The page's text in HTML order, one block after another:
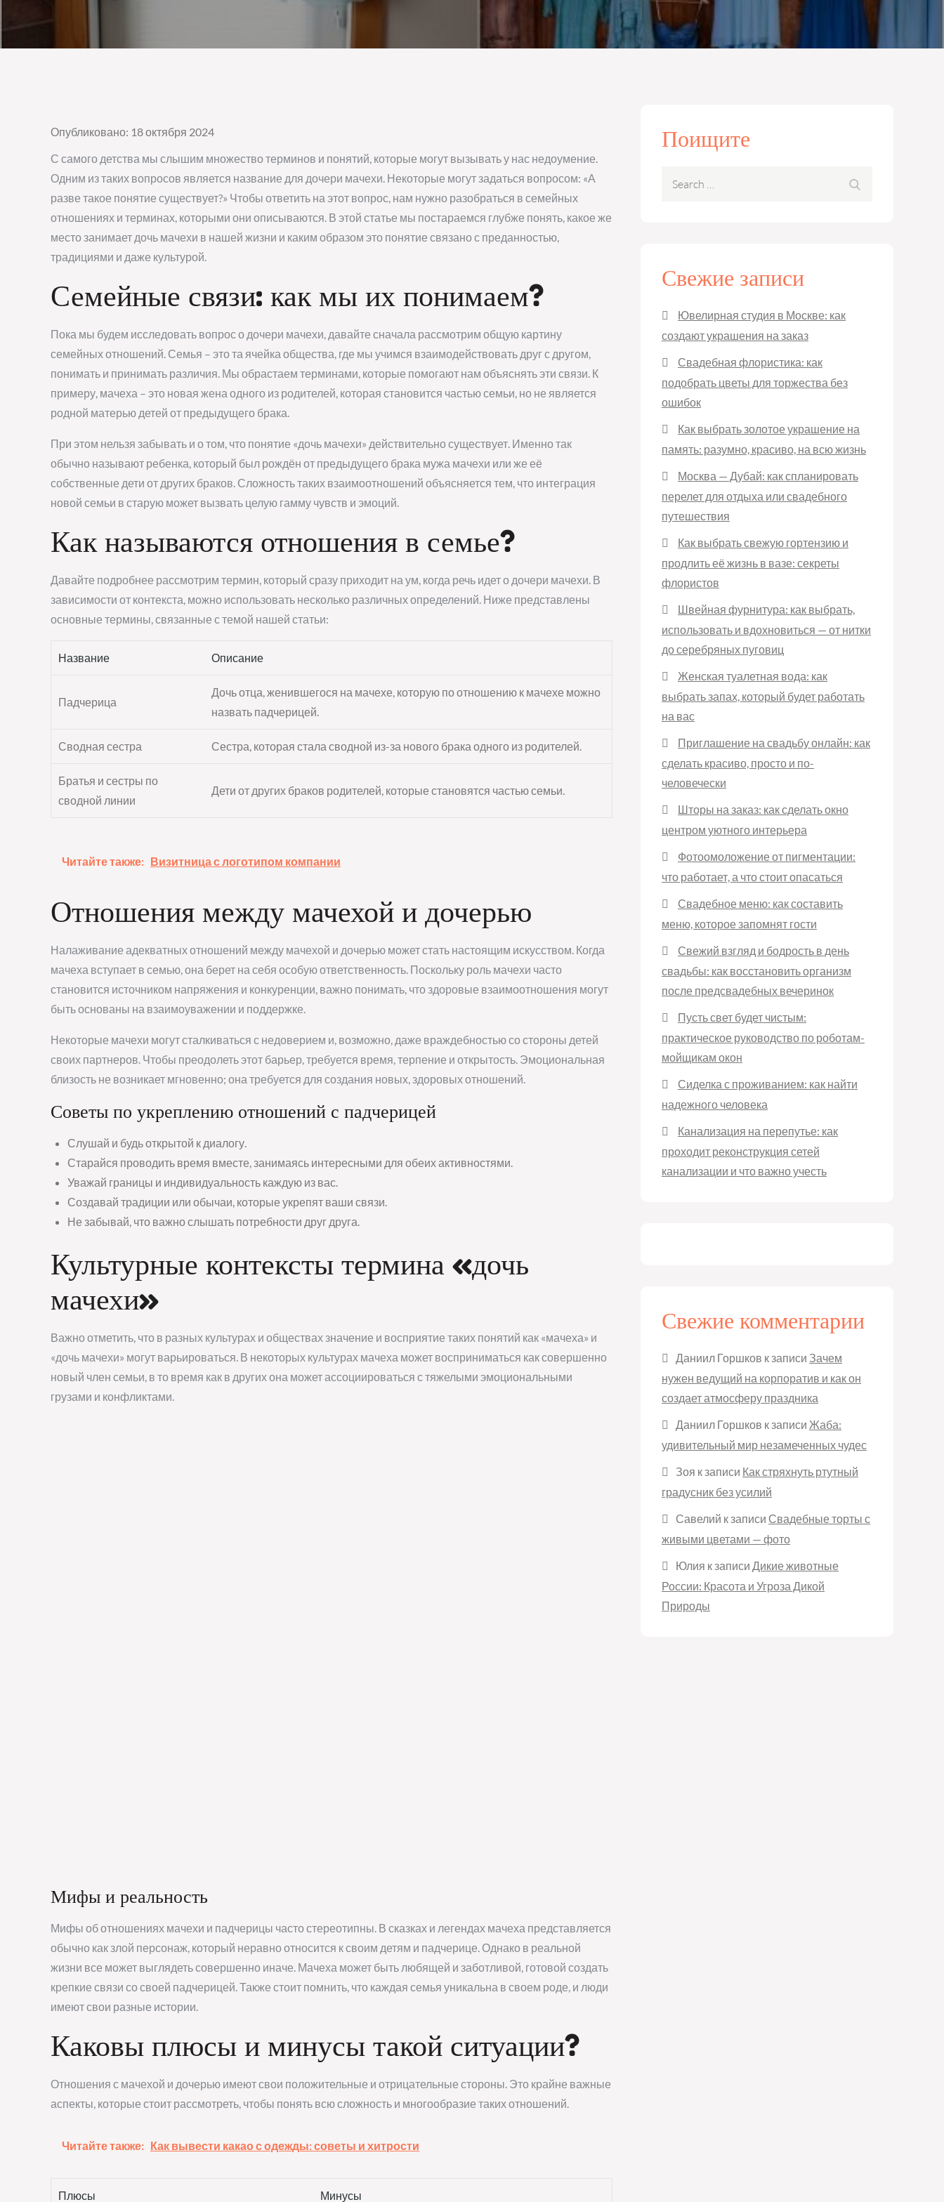
Опубликовано: 18 октября 2024
С самого детства мы слышим множество терминов и понятий, которые могут вызывать у нас недоумение.
Одним из таких вопросов является название для дочери мачехи. Некоторые могут задаться вопросом: «А
разве такое понятие существует?» Чтобы ответить на этот вопрос, нам нужно разобраться в семейных
отношениях и терминах, которыми они описываются. В этой статье мы постараемся глубже понять, какое же
место занимает дочь мачехи в нашей жизни и каким образом это понятие связано с преданностью,
традициями и даже культурой.
Семейные связи: как мы их понимаем?
Пока мы будем исследовать вопрос о дочери мачехи, давайте сначала рассмотрим общую картину
семейных отношений. Семья – это та ячейка общества, где мы учимся взаимодействовать друг с другом,
понимать и принимать различия. Мы обрастаем терминами, которые помогают нам объяснять эти связи. К
примеру, мачеха – это новая жена одного из родителей, которая становится частью семьи, но не является
родной матерью детей от предыдущего брака.
При этом нельзя забывать и о том, что понятие «дочь мачехи» действительно существует. Именно так
обычно называют ребенка, который был рождён от предыдущего брака мужа мачехи или же её
собственные дети от других браков. Сложность таких взаимоотношений объясняется тем, что интеграция
новой семьи в старую может вызвать целую гамму чувств и эмоций.
Как называются отношения в семье?
Давайте подробнее рассмотрим термин, который сразу приходит на ум, когда речь идет о дочери мачехи. В
зависимости от контекста, можно использовать несколько различных определений. Ниже представлены
основные термины, связанные с темой нашей статьи:
Название Описание
Падчерица
Дочь отца, женившегося на мачехе, которую по отношению к мачехе можно
назвать падчерицей.
Сводная сестра Сестра, которая стала сводной из-за нового брака одного из родителей.
Братья и сестры по
сводной линии
Дети от других браков родителей, которые становятся частью семьи.
Читайте также: Визитница с логотипом компании
Отношения между мачехой и дочерью
Налаживание адекватных отношений между мачехой и дочерью может стать настоящим искусством. Когда
мачеха вступает в семью, она берет на себя особую ответственность. Поскольку роль мачехи часто
становится источником напряжения и конкуренции, важно понимать, что здоровые взаимоотношения могут
быть основаны на взаимоуважении и поддержке.
Некоторые мачехи могут сталкиваться с недоверием и, возможно, даже враждебностью со стороны детей
своих партнеров. Чтобы преодолеть этот барьер, требуется время, терпение и открытость. Эмоциональная
близость не возникает мгновенно; она требуется для создания новых, здоровых отношений.
Советы по укреплению отношений с падчерицей
Слушай и будь открытой к диалогу.
Старайся проводить время вместе, занимаясь интересными для обеих активностями.
Уважай границы и индивидуальность каждую из вас.
Создавай традиции или обычаи, которые укрепят ваши связи.
Не забывай, что важно слышать потребности друг друга.
Культурные контексты термина «дочь
мачехи»
Важно отметить, что в разных культурах и обществах значение и восприятие таких понятий как «мачеха» и
«дочь мачехи» могут варьироваться. В некоторых культурах мачеха может восприниматься как совершенно
новый член семьи, в то время как в других она может ассоциироваться с тяжелыми эмоциональными
грузами и конфликтами.
Мифы и реальность
Мифы об отношениях мачехи и падчерицы часто стереотипны. В сказках и легендах мачеха представляется
обычно как злой персонаж, который неравно относится к своим детям и падчерице. Однако в реальной
жизни все может выглядеть совершенно иначе. Мачеха может быть любящей и заботливой, готовой создать
крепкие связи со своей падчерицей. Также стоит помнить, что каждая семья уникальна в своем роде, и люди
имеют свои разные истории.
Каковы плюсы и минусы такой ситуации?
Отношения с мачехой и дочерью имеют свои положительные и отрицательные стороны. Это крайне важные
аспекты, которые стоит рассмотреть, чтобы понять всю сложность и многообразие таких отношений.
Читайте также: Как вывести какао с одежды: советы и хитрости
Плюсы Минусы
Поищите
Свежие записи
Ювелирная студия в Москве: как
создают украшения на заказ
Свадебная флористика: как
подобрать цветы для торжества без
ошибок
Как выбрать золотое украшение на
память: разумно, красиво, на всю жизнь
Москва — Дубай: как спланировать
перелет для отдыха или свадебного
путешествия
Как выбрать свежую гортензию и
продлить её жизнь в вазе: секреты
флористов
Швейная фурнитура: как выбрать,
использовать и вдохновиться — от нитки
до серебряных пуговиц
Женская туалетная вода: как
выбрать запах, который будет работать
на вас
Приглашение на свадьбу онлайн: как
сделать красиво, просто и по-
человечески
Шторы на заказ: как сделать окно
центром уютного интерьера
Фотоомоложение от пигментации:
что работает, а что стоит опасаться
Свадебное меню: как составить
меню, которое запомнят гости
Свежий взгляд и бодрость в день
свадьбы: как восстановить организм
после предсвадебных вечеринок
Пусть свет будет чистым:
практическое руководство по роботам-
мойщикам окон
Сиделка с проживанием: как найти
надежного человека
Канализация на перепутье: как
проходит реконструкция сетей
канализации и что важно учесть
Свежие комментарии
Даниил Горшков к записи Зачем
нужен ведущий на корпоратив и как он
создает атмосферу праздника
Даниил Горшков к записи Жаба:
удивительный мир незамеченных чудес
Зоя к записи Как стряхнуть ртутный
градусник без усилий
Савелий к записи Свадебные торты с
живыми цветами — фото
Юлия к записи Дикие животные
России: Красота и Угроза Дикой
Природы